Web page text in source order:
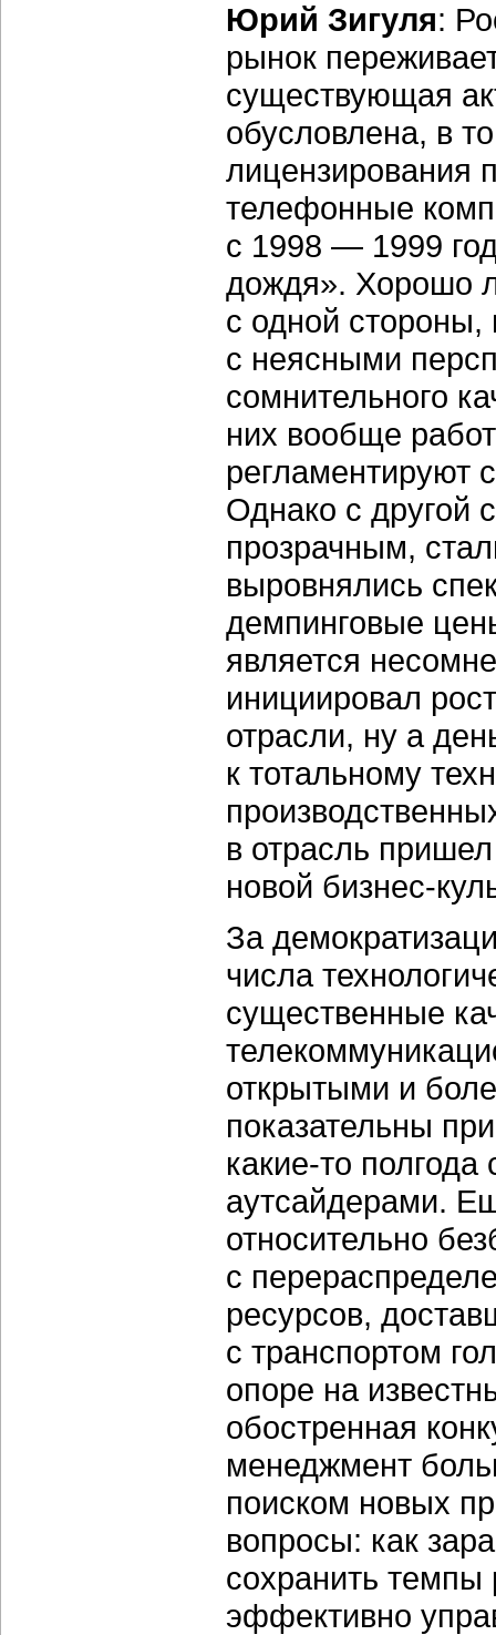
Юрий Зигуля:
рынок
существующая
обусловлена, в
лицензирования
телефонные
с 1998 — 1999
дождя». Хорошо
с одной стороны,
с неясными
сомнительного
них вообще
регламентируют
Однако с другой
прозрачным,
выровнялись
демпинговые
является
инициировал
отрасли, ну а
к тотальному
в отрасль
новой бизнес-
За
числа
существенные
открытыми и
показательны
какие-то полгода
аутсайдерами.
относительно
с
ресурсов,
с транспортом
опоре на
обостренная
менеджмент
поиском новых
вопросы: как
сохранить темпы
эффективно